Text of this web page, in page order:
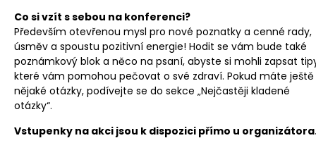
Co si vzít s sebou na konferenci?
Především otevřenou mysl pro nové poznatky a cenné rady,
úsměv a spoustu pozitivní energie! Hodit se vám bude také
poznámkový blok a něco na psaní, abyste si mohli zapsat
které vám pomohou pečovat o své zdraví. Pokud máte ještě
nějaké otázky, podívejte se do sekce „Nejčastěji kladené
otázky“.
Vstupenky na akci jsou k dispozici přímo u